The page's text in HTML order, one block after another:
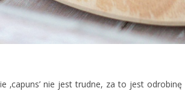
‚capuns’ nie jest trudne, za to jest odrobinę